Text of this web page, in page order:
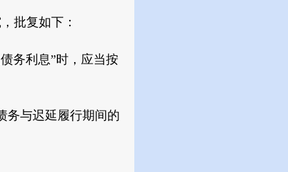
批复如下：
务利息”时，应当按
务与迟延履行期间的